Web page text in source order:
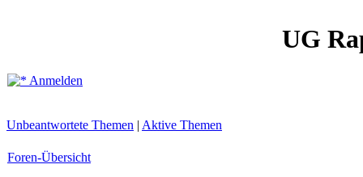
UG
Anmelden
Unbeantwortete Themen | Aktive Themen
Foren-Übersicht